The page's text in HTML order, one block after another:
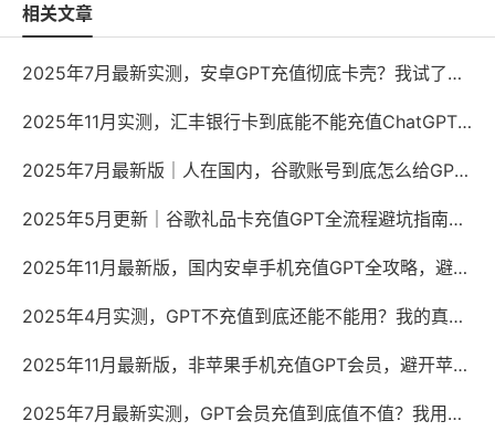
相关文章
2025年7月最新实测，安卓GPT充值彻底卡壳？我试了三种野路子才搞定
2025年11月实测，汇丰银行卡到底能不能充值ChatGPT？手把手避坑指南
2025年7月最新版｜人在国内，谷歌账号到底怎么给GPT充值？折腾一晚上终于搞明白了
2025年5月更新｜谷歌礼品卡充值GPT全流程避坑指南，你真的用对了吗？
2025年11月最新版，国内安卓手机充值GPT全攻略，避开代充陷阱其实很简单
2025年4月实测，GPT不充值到底还能不能用？我的真实体验给你答案
2025年11月最新版，非苹果手机充值GPT会员，避开苹果税的终极指南
2025年7月最新实测，GPT会员充值到底值不值？我用了半年后说点大实话